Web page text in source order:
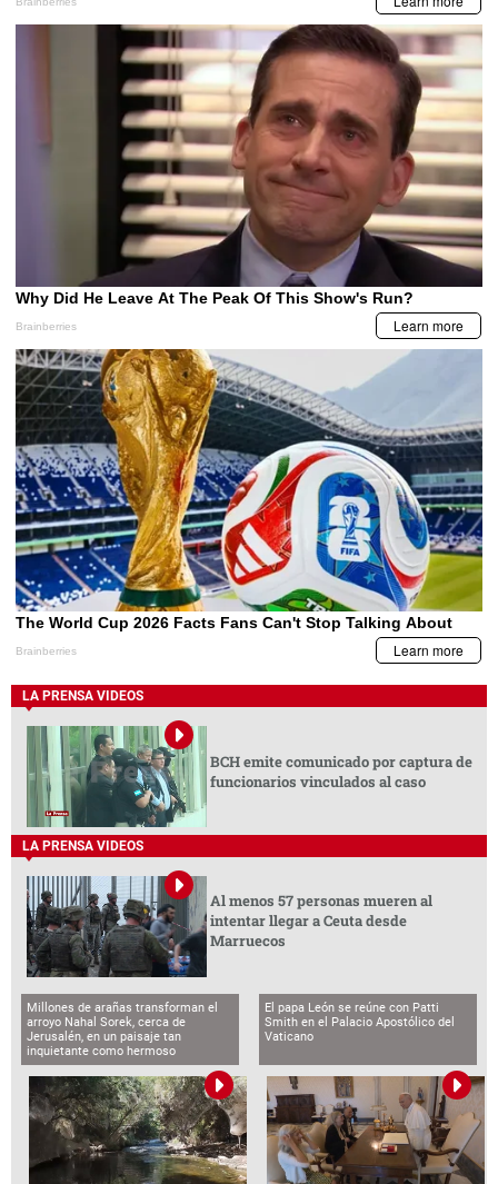
LA PRENSA VIDEOS
BCH emite comunicado por captura de
funcionarios vinculados al caso
LA PRENSA VIDEOS
Al menos 57 personas mueren al
intentar llegar a Ceuta desde
Marruecos
Millones de arañas transforman el
arroyo Nahal Sorek, cerca de
Jerusalén, en un paisaje tan
inquietante como hermoso
El papa León se reúne con Patti
Smith en el Palacio Apostólico del
Vaticano